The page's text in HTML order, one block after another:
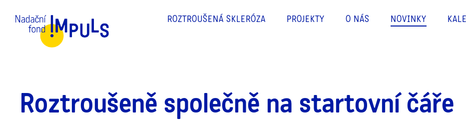
ROZTROUŠENÁ SKLERÓZA PROJEKTY O NÁS NOVINKY
Roztroušeně společně na startovní čáře